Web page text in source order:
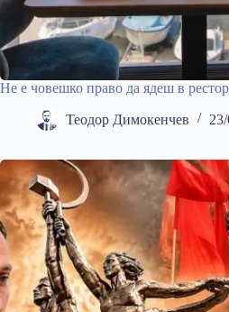
Не е човешко право да ядеш в
Теодор Димокенчев